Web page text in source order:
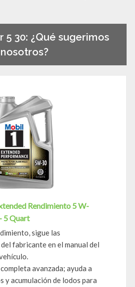
30: ¿Qué sugerimos
nosotros?
Rendimiento 5 W-
5 Quart
sigue las
fabricante en el manual del
avanzada; ayuda a
y acumulación de lodos para